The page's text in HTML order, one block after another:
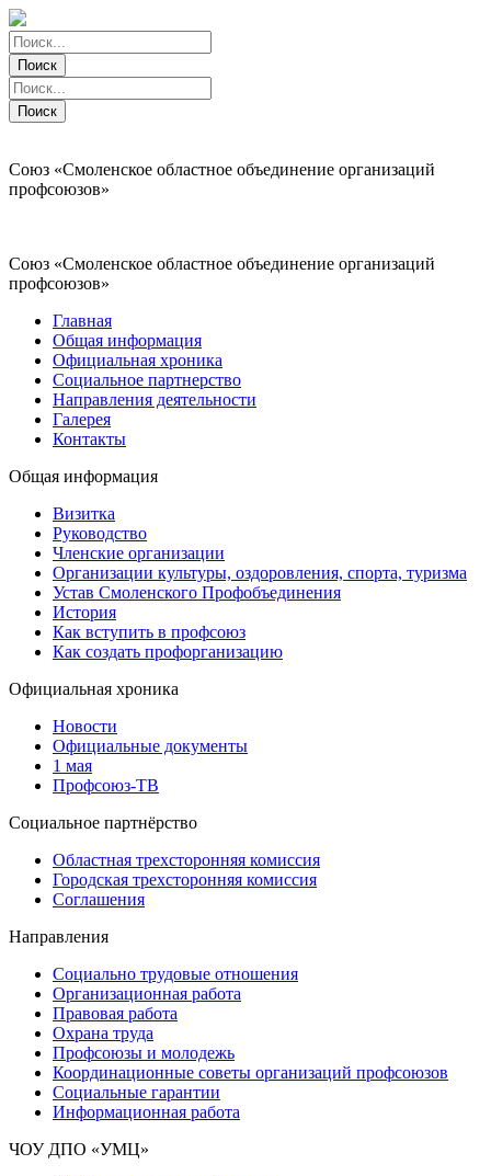
Поиск
Поиск
Поиск
Поиск
Союз «Смоленское областное объединение организаций
профсоюзов»
Союз «Смоленское областное объединение организаций
профсоюзов»
Главная
Общая информация
Официальная хроника
Социальное партнерство
Направления деятельности
Галерея
Контакты
Общая информация
Визитка
Руководство
Членские организации
Организации культуры, оздоровления, спорта, туризма
Устав Смоленского Профобъединения
История
Как вступить в профсоюз
Как создать профорганизацию
Официальная хроника
Новости
Официальные документы
1 мая
Профсоюз-ТВ
Социальное партнёрство
Областная трехсторонняя комиссия
Городская трехсторонняя комиссия
Соглашения
Направления
Социально трудовые отношения
Организационная работа
Правовая работа
Охрана труда
Профсоюзы и молодежь
Координационные советы организаций профсоюзов
Социальные гарантии
Информационная работа
ЧОУ ДПО «УМЦ»